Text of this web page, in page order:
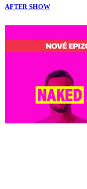
AFTER SHOW